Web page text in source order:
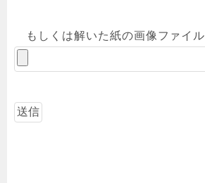
もしくは解いた紙の画像ファイル